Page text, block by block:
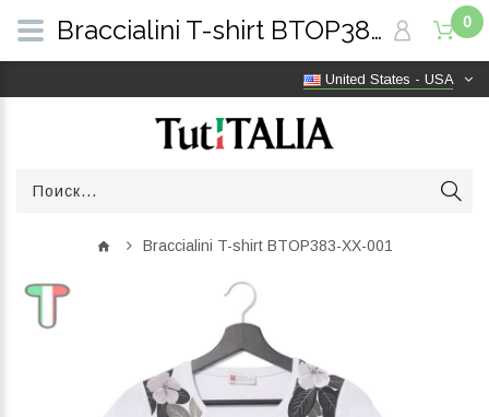
United States - USA
0
Braccialini T-shirt BTOP383-XX-001
Braccialini T-shirt BTOP383-XX-001 | TutITALIA